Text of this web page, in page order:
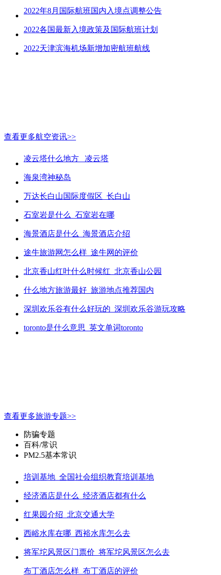
2022年8月国际航班国内入境点调整公告
2022各国最新入境政策及国际航班计划
2022天津滨海机场新增加密航班航线
查看更多航空资讯>>
凌云塔什么地方_ 凌云塔
海泉湾神秘岛
万达长白山国际度假区_长白山
石室岩是什么_石室岩在哪
海景酒店是什么_海景酒店介绍
途牛旅游网怎么样_途牛网的评价
北京香山红叶什么时候红_北京香山公园
什么地方旅游最好_旅游地点推荐国内
深圳欢乐谷有什么好玩的_深圳欢乐谷游玩攻略
toronto是什么意思_英文单词toronto
查看更多旅游专题>>
防骗专题
百科/常识
PM2.5基本常识
培训基地_全国社会组织教育培训基地
经济酒店是什么_经济酒店都有什么
红果园介绍_北京交通大学
西峪水库在哪_西裕水库怎么去
将军坨风景区门票价_将军坨风景区怎么去
布丁酒店怎么样_布丁酒店的评价